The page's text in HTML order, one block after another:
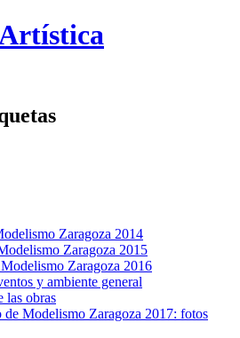
Zaragoza 2014
Zaragoza 2015
Zaragoza 2016
y ambiente general
las obras
Modelismo Zaragoza 2017: fotos